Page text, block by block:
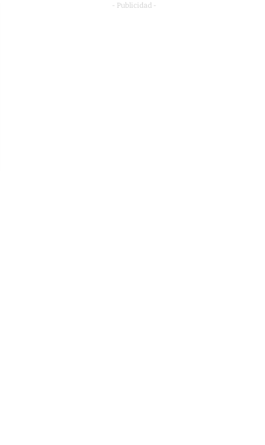
- Publicidad -